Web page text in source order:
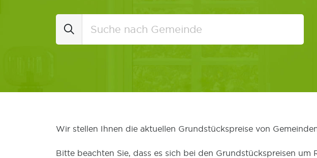
Wir stellen Ihnen die aktuellen Grundstückspreise von
Bitte beachten Sie, dass es sich bei den Grundstückspreisen